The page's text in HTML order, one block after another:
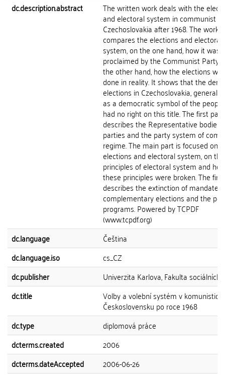
dc.description.abstract
The written work deals with the
and electoral system in communist
Czechoslovakia after 1968. The work
compares the elections and electoral
system, on the one hand, how it was
proclaimed by the Communist Party
the other hand, how the elections
done in reality. It shows that the
elections in Czechoslovakia,
as a democratic symbol of the
had no right on this title. The first part
describes the Representative bodies,
parties and the party system of
regime. The main part is focused on
elections and electoral system, on the
principles of electoral system and
these principles were broken. The
describes the extinction of mandate,
complementary elections and the
programs. Powered by TCPDF
(www.tcpdf.org)
dc.language
Čeština
dc.language.iso
cs_CZ
dc.publisher
Univerzita Karlova, Fakulta sociálních
dc.title
Volby a volební systém v
Československu po roce 1968
dc.type
diplomová práce
dcterms.created
2006
dcterms.dateAccepted
2006-06-26